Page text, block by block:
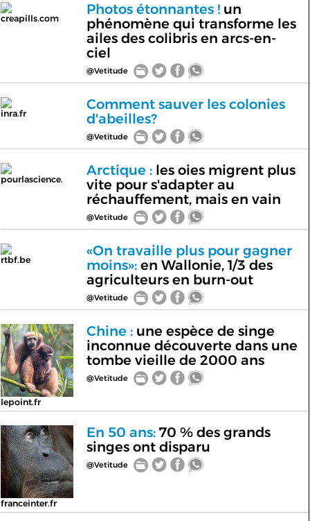
creapills.com
Photos étonnantes !un
phénomène qui transforme les
ailes des colibris en arcs-en-
ciel
@Vetitude
inra.fr
Comment sauver les colonies
d'abeilles?
@Vetitude
pourlascience.
Arctique :les oies migrent plus
vite pour s'adapter au
réchauffement, mais en vain
@Vetitude
rtbf.be
«On travaille plus pour gagner
moins»:en Wallonie, 1/3 des
agriculteurs en burn-out
@Vetitude
lepoint.fr
Chine :une espèce de singe
inconnue découverte dans une
tombe vieille de 2000 ans
@Vetitude
franceinter.fr
En 50 ans:70 % des grands
singes ont disparu
@Vetitude